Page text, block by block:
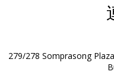
279/278 Somprasong